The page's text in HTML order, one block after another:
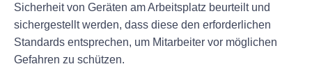
Sicherheit von Geräten am Arbeitsplatz beurteilt und
sichergestellt werden, dass diese den erforderlichen
Standards entsprechen, um Mitarbeiter vor möglichen
Gefahren zu schützen.